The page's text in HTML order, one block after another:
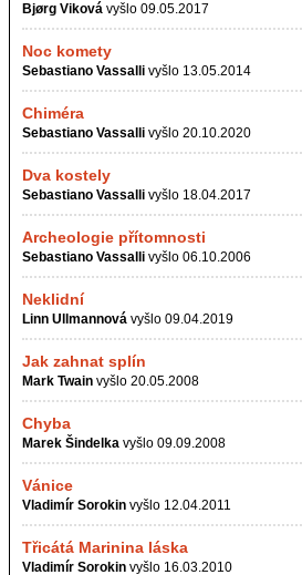
Bjørg Viková vyšlo 09.05.2017
Noc komety
Sebastiano Vassalli vyšlo 13.05.2014
Chiméra
Sebastiano Vassalli vyšlo 20.10.2020
Dva kostely
Sebastiano Vassalli vyšlo 18.04.2017
Archeologie přítomnosti
Sebastiano Vassalli vyšlo 06.10.2006
Neklidní
Linn Ullmannová vyšlo 09.04.2019
Jak zahnat splín
Mark Twain vyšlo 20.05.2008
Chyba
Marek Šindelka vyšlo 09.09.2008
Vánice
Vladimír Sorokin vyšlo 12.04.2011
Třicátá Marinina láska
Vladimír Sorokin vyšlo 16.03.2010